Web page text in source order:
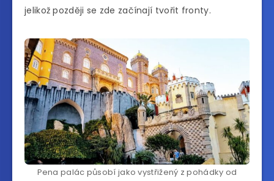
jelikož později se zde začínají tvořit fronty.
Pena palác působí jako vystřižený z pohádky od